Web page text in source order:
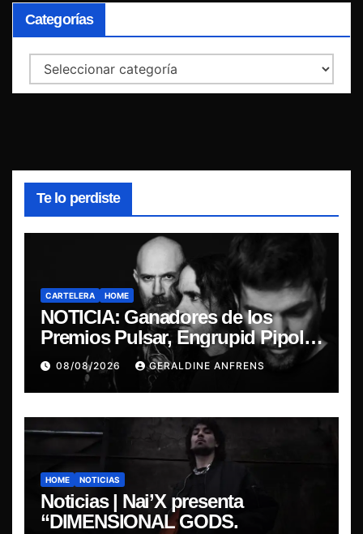
Categorías
Categorías
Te lo perdiste
CARTELERA HOME
NOTICIA: Ganadores de los
Premios Pulsar, Engrupid Pipol
presentan show exclusivo.
08/08/2026 GERALDINE ANFRENS
HOME NOTICIAS
Noticias | Nai’X presenta
“DIMENSIONAL GODS.